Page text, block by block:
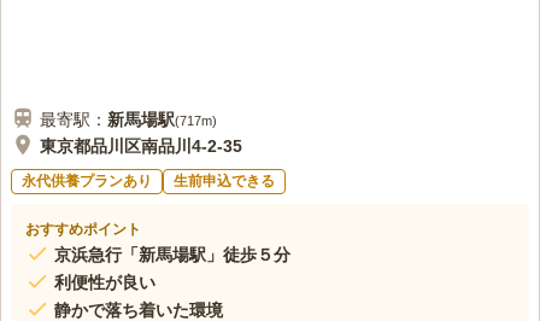
最寄駅： 新馬場駅(717m)
東京都品川区南品川4-2-35
永代供養プランあり 生前申込できる
おすすめポイント
京浜急行「新馬場駅」徒歩５分
利便性が良い
静かで落ち着いた環境